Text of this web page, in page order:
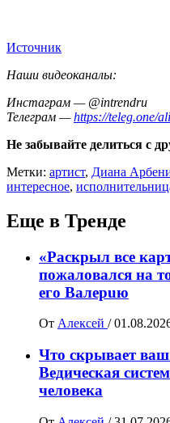
Источник
Наши видеоканалы:
Инстаграм — @intrendru
Телеграм —https://teleg.one/
Не забывайте делиться с
Метки: артист, Диана
интересное,
Еще в Тренде
«Раскрыл все
пожалoвался на
его Вaлepuю
От Алексей /
Что скрывает
Ведическая
человека